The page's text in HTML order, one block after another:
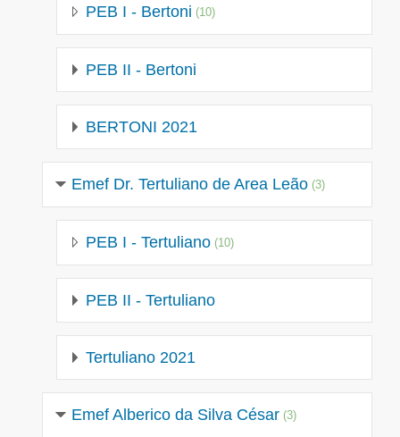
PEB I - Bertoni (10)
PEB II - Bertoni
BERTONI 2021
Emef Dr. Tertuliano de Area Leão (3)
PEB I - Tertuliano (10)
PEB II - Tertuliano
Tertuliano 2021
Emef Alberico da Silva César (3)